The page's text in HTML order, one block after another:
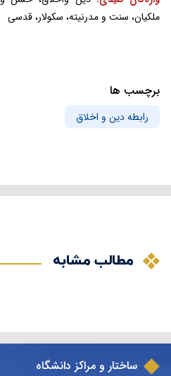
ملکیان، سنت و مدرنیته، سکولار، قدسی
برچسب ها
رابطه دین و اخلاق
مطالب مشابه
ساختار و مراکز دانشگاه